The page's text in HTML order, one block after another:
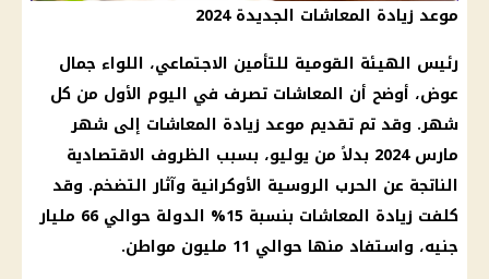
موعد زيادة المعاشات الجديدة 2024
رئيس الهيئة القومية للتأمين الاجتماعي، اللواء جمال
عوض، أوضح أن المعاشات تصرف في اليوم الأول من كل
شهر. وقد تم تقديم موعد زيادة المعاشات إلى شهر
مارس 2024 بدلاً من يوليو، بسبب الظروف الاقتصادية
الناتجة عن الحرب الروسية الأوكرانية وآثارالتضخم. وقد
كلفت زيادة المعاشات بنسبة 15
% الدولة حوالي 66 مليار
جنيه، واستفاد منها حوالي 11 مليون مواطن.